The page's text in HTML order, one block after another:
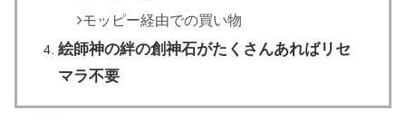
モッピー経由での買い物
絵師神の絆の創神石がたくさんあればリセ
マラ不要